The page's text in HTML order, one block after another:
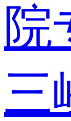
院
三